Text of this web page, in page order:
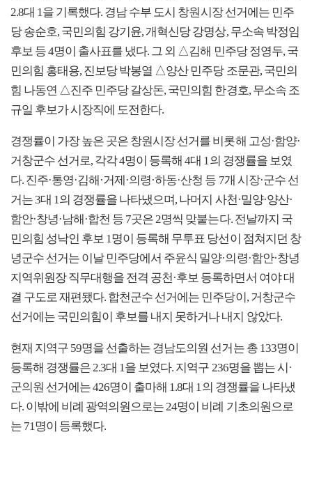
2.8대 1을 기록했다. 경남 수부 도시 창원시장 선거에는 민주
당 송순호, 국민의힘 강기윤, 개혁신당 강명상, 무소속 박정임
후보 등 4명이 출사표를 냈다. 그 외 △김해 민주당 정영두, 국
민의힘 홍태용, 진보당 박봉열 △양산 민주당 조문관, 국민의
힘 나동연 △진주 민주당 갈상돈, 국민의힘 한경호, 무소속 조
규일 후보가 시장직에 도전한다.
경쟁률이 가장 높은 곳은 창원시장 선거를 비롯해 고성·함양·
거창군수 선거로, 각각 4명이 등록해 4대 1의 경쟁률을 보였
다. 진주·통영·김해·거제·의령·하동·산청 등 7개 시장·군수 선
거는 3대 1의 경쟁률을 나타냈으며, 나머지 사천·밀양·양산·
함안·창녕·남해·합천 등 7곳은 2명씩 맞붙는다. 전날까지 국
민의힘 성낙인 후보 1명이 등록해 무투표 당선이 점쳐지던 창
녕군수 선거는 이날 민주당에서 주윤식 밀양·의령·함안·창녕
지역위원장 직무대행을 전격 공천·후보 등록하면서 여야 대
결 구도로 재편됐다. 합천군수 선거에는 민주당이, 거창군수
선거에는 국민의힘이 후보를 내지 못하거나 내지 않았다.
현재 지역구 59명을 선출하는 경남도의원 선거는 총 133명이
등록해 경쟁률은 2.3대 1을 보였다. 지역구 236명을 뽑는 시·
군의원 선거에는 426명이 출마해 1.8대 1의 경쟁률을 나타냈
다. 이밖에 비례 광역의원으로는 24명이 비례 기초의원으로
는 71명이 등록했다.